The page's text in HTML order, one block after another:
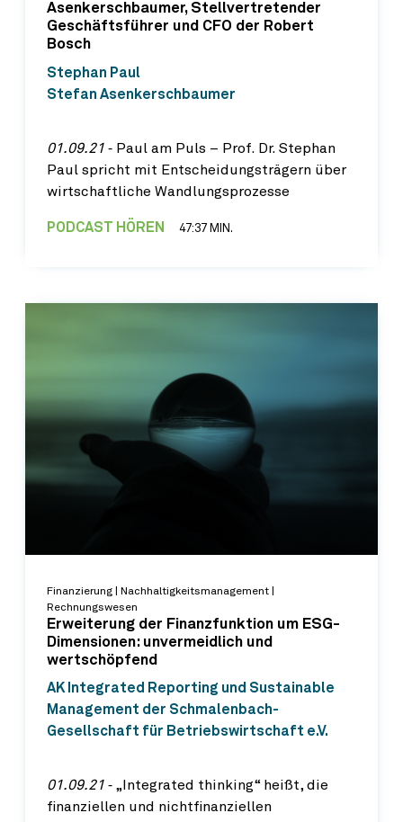
Asenkerschbaumer, Stellvertretender
Geschäftsführer und CFO der Robert
Bosch
Stephan Paul
Stefan Asenkerschbaumer
01.09.21 ‐ Paul am Puls – Prof. Dr. Stephan
Paul spricht mit Entscheidungsträgern über
wirtschaftliche Wandlungsprozesse
PODCAST HÖREN 47:37 MIN.
Finanzierung | Nachhaltigkeitsmanagement |
Rechnungswesen
Erweiterung der Finanzfunktion um ESG-
Dimensionen: unvermeidlich und
wertschöpfend
AK Integrated Reporting und Sustainable
Management der Schmalenbach-
Gesellschaft für Betriebswirtschaft e.V.
01.09.21 ‐ „Integrated thinking“ heißt, die
finanziellen und nichtfinanziellen